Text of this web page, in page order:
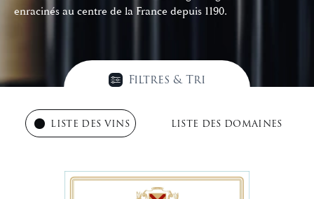
enracinés au centre de la France depuis 1190.
Filtres & Tri
LISTE DES VINS LISTE DES DOMAINES